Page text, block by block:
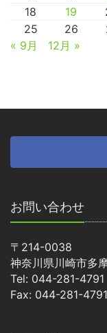
18
19
25
26
« 9月
12月 »
お問い合わせ
〒214-0038
神奈川県川崎市多
Tel: 044-281-4791
Fax: 044-281-4791